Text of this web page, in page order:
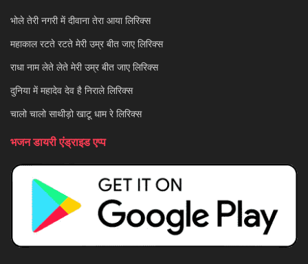
भोले तेरी नगरी में दीवाना तेरा आया लिरिक्स
महाकाल रटते रटते मेरी उम्र बीत जाए लिरिक्स
राधा नाम लेते लेते मेरी उम्र बीत जाए लिरिक्स
दुनिया में महादेव देव है निराले लिरिक्स
चालो चालो साथीड़ो खाटू धाम रे लिरिक्स
भजन डायरी एंड्राइड एप्प